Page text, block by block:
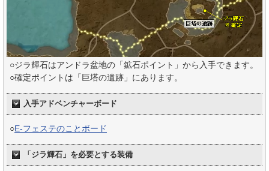
○ジラ輝石はアンドラ盆地の「鉱石ポイント」から入手できます。
○確定ポイントは「巨塔の遺跡」にあります。
入手アドベンチャーボード
○E-フェステのことボード
「ジラ輝石」を必要とする装備